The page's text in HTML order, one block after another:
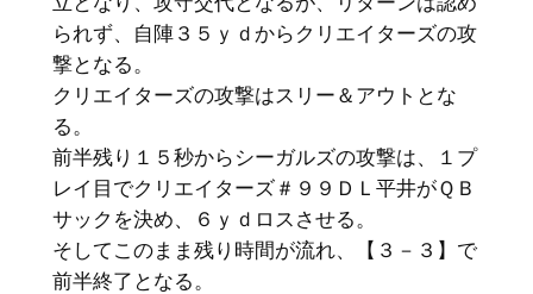
られず、自陣３５ｙｄからクリエイターズの攻
撃となる。
クリエイターズの攻撃はスリー＆アウトとな
る。
前半残り１５秒からシーガルズの攻撃は、１プ
レイ目でクリエイターズ＃９９ＤＬ平井がＱＢ
サックを決め、６ｙｄロスさせる。
そしてこのまま残り時間が流れ、【３－３】で
前半終了となる。